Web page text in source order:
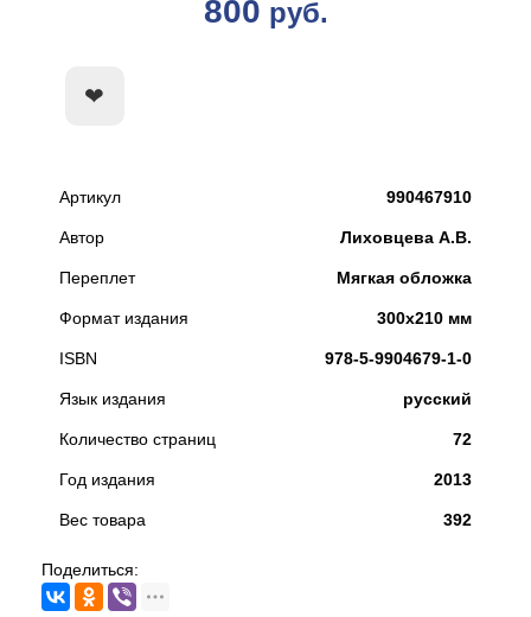
800 руб.
Артикул 990467910
Автор Лиховцева А.В.
Переплет Мягкая обложка
Формат издания 300x210 мм
ISBN 978-5-9904679-1-0
Язык издания русский
Количество страниц 72
Год издания 2013
Вес товара 392
Поделиться: